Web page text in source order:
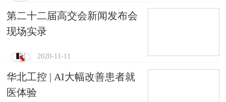
第二十二届高交会新闻发布会
现场实录
2020-11-11
华北工控 | AI大幅改善患者就
医体验